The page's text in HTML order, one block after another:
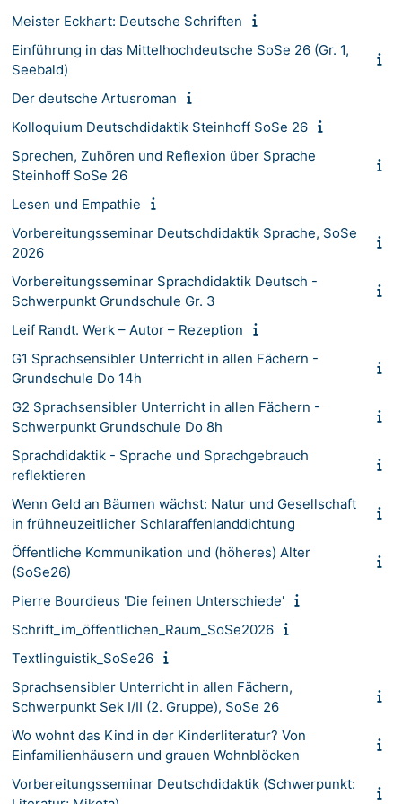
Meister Eckhart: Deutsche Schriften
Einführung in das Mittelhochdeutsche SoSe 26 (Gr. 1,
Seebald)
Der deutsche Artusroman
Kolloquium Deutschdidaktik Steinhoff SoSe 26
Sprechen, Zuhören und Reflexion über Sprache
Steinhoff SoSe 26
Lesen und Empathie
Vorbereitungsseminar Deutschdidaktik Sprache, SoSe
2026
Vorbereitungsseminar Sprachdidaktik Deutsch -
Schwerpunkt Grundschule Gr. 3
Leif Randt. Werk – Autor – Rezeption
G1 Sprachsensibler Unterricht in allen Fächern -
Grundschule Do 14h
G2 Sprachsensibler Unterricht in allen Fächern -
Schwerpunkt Grundschule Do 8h
Sprachdidaktik - Sprache und Sprachgebrauch
reflektieren
Wenn Geld an Bäumen wächst: Natur und Gesellschaft
in frühneuzeitlicher Schlaraffenlanddichtung
Öffentliche Kommunikation und (höheres) Alter
(SoSe26)
Pierre Bourdieus 'Die feinen Unterschiede'
Schrift_im_öffentlichen_Raum_SoSe2026
Textlinguistik_SoSe26
Sprachsensibler Unterricht in allen Fächern,
Schwerpunkt Sek I/II (2. Gruppe), SoSe 26
Wo wohnt das Kind in der Kinderliteratur? Von
Einfamilienhäusern und grauen Wohnblöcken
Vorbereitungsseminar Deutschdidaktik (Schwerpunkt: